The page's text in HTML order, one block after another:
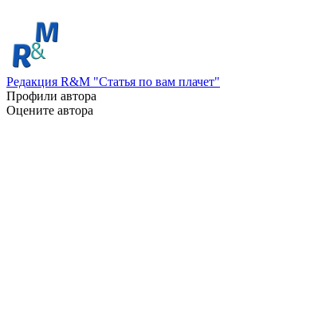
Редакция R&M "Статья по вам плачет"
Профили автора
Оцените автора